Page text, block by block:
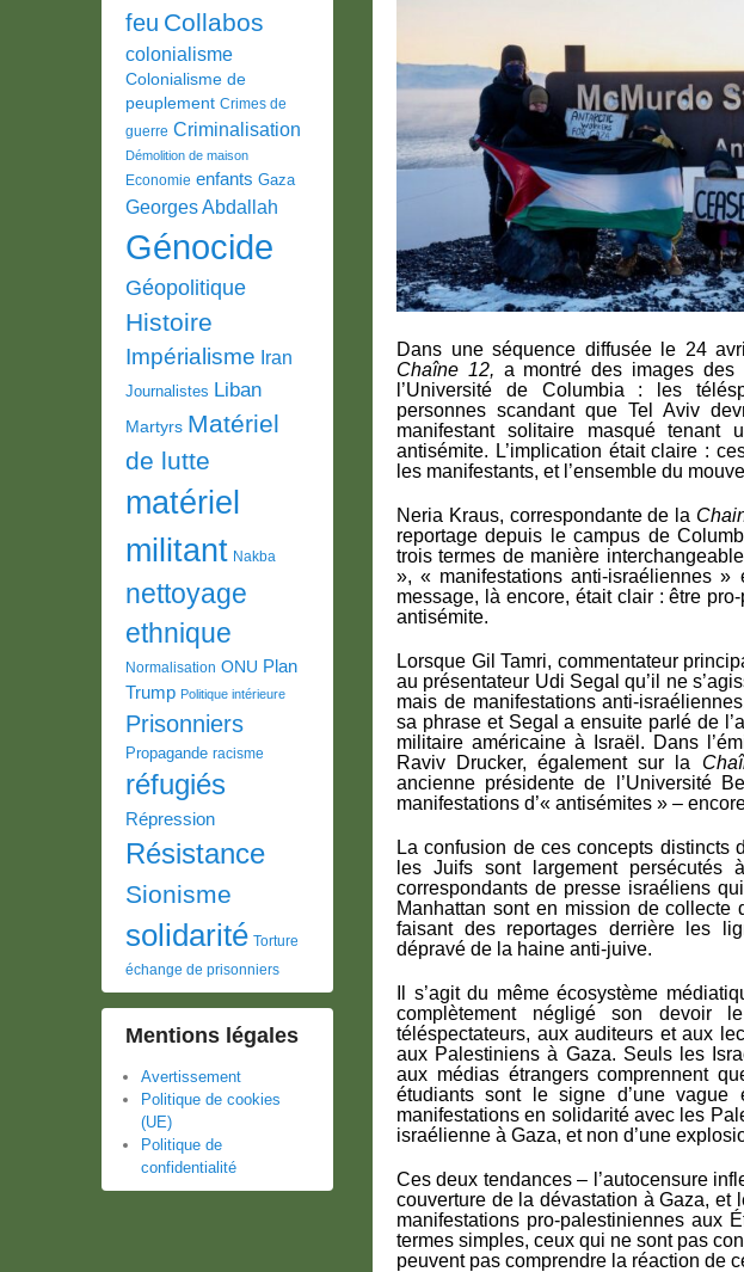
Dans une séquence diffusée le 24
Chaîne 12, a montré des images des
l’Université de Columbia : les
personnes scandant que Tel Aviv
manifestant solitaire masqué tenant
antisémite. L’implication était claire :
les manifestants, et l’ensemble du
Neria Kraus, correspondante de la
reportage depuis le campus de
trois termes de manière
», « manifestations anti-israéliennes
message, là encore, était clair : être
antisémite.
Lorsque Gil Tamri, commentateur
au présentateur Udi Segal qu’il ne
mais de manifestations anti-
sa phrase et Segal a ensuite parlé de
militaire américaine à Israël. Dans
Raviv Drucker, également sur la
ancienne présidente de l’Université
manifestations d’« antisémites » –
La confusion de ces concepts distincts
les Juifs sont largement
correspondants de presse israéliens
Manhattan sont en mission de collecte
faisant des reportages derrière les
dépravé de la haine anti-juive.
Il s’agit du même écosystème
complètement négligé son devoir
téléspectateurs, aux auditeurs et aux
aux Palestiniens à Gaza. Seuls les
aux médias étrangers comprennent
étudiants sont le signe d’une
manifestations en solidarité avec les
israélienne à Gaza, et non d’une
Ces deux tendances – l’autocensure
couverture de la dévastation à Gaza, et
manifestations pro-palestiniennes aux
termes simples, ceux qui ne sont pas
peuvent pas comprendre la réaction de
feu Collabos
colonialisme
Colonialisme de
peuplement Crimes de
guerre Criminalisation
Démolition de maison
Economie enfants Gaza
Georges Abdallah
Génocide
Géopolitique
Histoire
Impérialisme Iran
Journalistes Liban
Martyrs Matériel
de lutte
matériel
militant Nakba
nettoyage
ethnique
Normalisation ONU Plan
Trump Politique intérieure
Prisonniers
Propagande racisme
réfugiés
Répression
Résistance
Sionisme
solidarité Torture
échange de prisonniers
Mentions légales
Avertissement
Politique de cookies
(UE)
Politique de
confidentialité